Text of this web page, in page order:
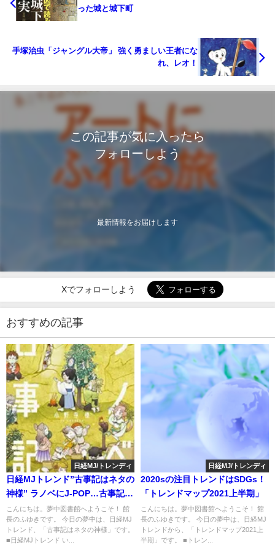
った城と城下町
手塚治虫「ジャングル大帝」 強く勇ましい王者にな
れ、レオ！
この記事が気に入ったら
フォローしよう
最新情報をお届けします
Xでフォローしよう
おすすめの記事
日経MJ/トレンディ
日経MJトレンド”古事記はネタの
神様” ラノベにJ-POP…古事記が
キタ！
こんにちは。夢中図書館へようこそ！ 館
長のふゆきです。 今日の夢中は、日経MJ
トレンド、「古事記はネタの神様」です。
■日経MJトレンド い...
日経MJ/トレンディ
2020sの注目トレンドはSDGs！
「トレンドマップ2021上半期」
こんにちは。夢中図書館へようこそ！ 館
長のふゆきです。 今日の夢中は、日経MJ
トレンドから、「トレンドマップ2021上
半期」です。 ■トレン...